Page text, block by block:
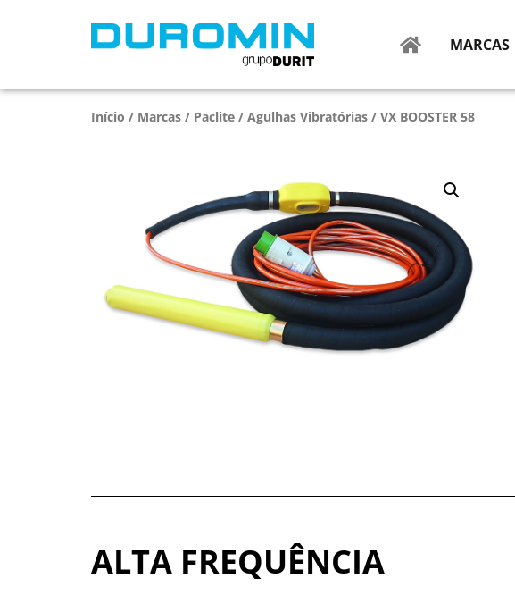
MARCAS
Início / Marcas / Paclite / Agulhas Vibratórias / VX BOOSTER 58
ALTA FREQUÊNCIA